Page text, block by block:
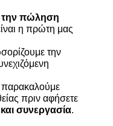
την πώληση
η πρώτη μας
την
πριν αφήσετε
συνεργασία.